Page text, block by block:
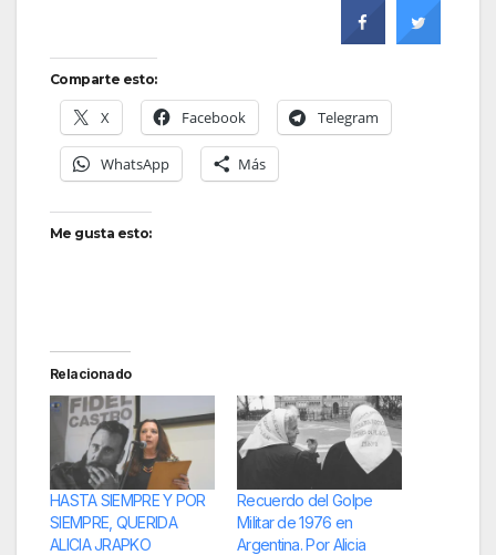
Comparte esto:
X Facebook Telegram
WhatsApp Más
Me gusta esto:
Relacionado
HASTA SIEMPRE Y POR
SIEMPRE, QUERIDA
ALICIA JRAPKO
Recuerdo del Golpe
Militar de 1976 en
Argentina. Por Alicia